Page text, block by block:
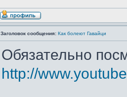
Заголовок сообщения: Как болеют Гавайци
Обязательно
http://